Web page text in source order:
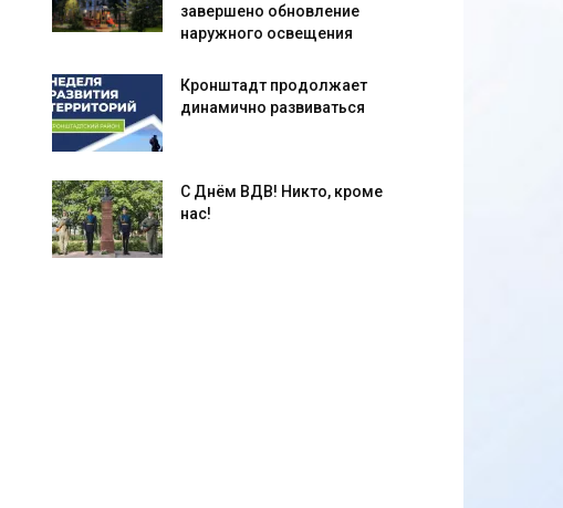
завершено обновление
наружного освещения
Кронштадт продолжает
динамично развиваться
С Днём ВДВ! Никто, кроме
нас!